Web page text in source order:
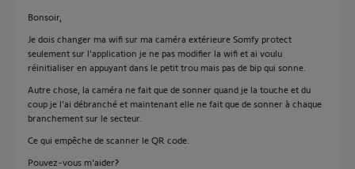
Bonsoir,
Je dois changer ma wifi sur ma caméra extérieure Somfy protect
seulement sur l'application je ne pas modifier la wifi et ai voulu
réinitialiser en appuyant dans le petit trou mais pas de bip qui sonne.
Autre chose, la caméra ne fait que de sonner quand je la touche et du
coup je l'ai débranché et maintenant elle ne fait que de sonner à chaque
branchement sur le secteur.
Ce qui empêche de scanner le QR code.
Pouvez-vous m'aider?